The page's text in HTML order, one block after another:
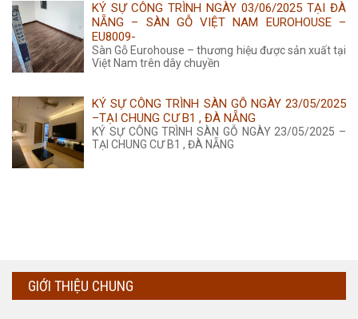
KÝ SỰ CÔNG TRÌNH NGÀY 03/06/2025 TẠI ĐÀ
NẴNG – SÀN GỖ VIỆT NAM EUROHOUSE –
EU8009-
Sàn Gỗ Eurohouse – thương hiệu được sản xuất tại
Việt Nam trên dây chuyền
KÝ SỰ CÔNG TRÌNH SÀN GỖ NGÀY 23/05/2025
–TẠI CHUNG CƯ B1 , ĐÀ NẴNG
KÝ SỰ CÔNG TRÌNH SÀN GỖ NGÀY 23/05/2025 –
TẠI CHUNG CƯ B1 , ĐÀ NẴNG
GIỚI THIỆU CHUNG